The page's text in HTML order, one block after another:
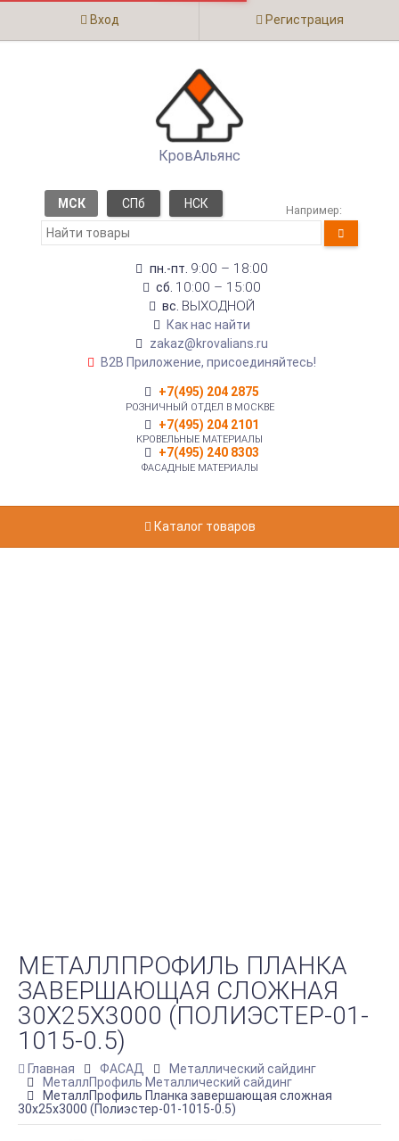
Вход Регистрация
КровАльянс
МСК СПб НСК Например:
пн.-пт. 9:00 – 18:00
сб. 10:00 – 15:00
вс. ВЫХОДНОЙ
Как нас найти
zakaz@krovalians.ru
B2B Приложение, присоединяйтесь!
+7(495) 204 2875
РОЗНИЧНЫЙ ОТДЕЛ В МОСКВЕ
+7(495) 204 2101
КРОВЕЛЬНЫЕ МАТЕРИАЛЫ
+7(495) 240 8303
ФАСАДНЫЕ МАТЕРИАЛЫ
Каталог товаров
МЕТАЛЛПРОФИЛЬ ПЛАНКА
ЗАВЕРШАЮЩАЯ СЛОЖНАЯ
30Х25Х3000 (ПОЛИЭСТЕР-01-
1015-0.5)
Главная ФАСАД
Металлический сайдинг
МеталлПрофиль Металлический сайдинг
МеталлПрофиль Планка завершающая сложная
30х25х3000 (Полиэстер-01-1015-0.5)